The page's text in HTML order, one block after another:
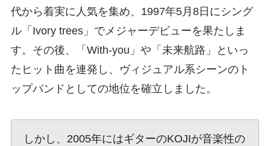
代から着実に人気を集め、1997年5月8日にシング
ル「Ivory trees」でメジャーデビューを果たしま
す。その後、「With-you」や「未来航路」といっ
たヒット曲を連発し、ヴィジュアル系シーンのト
ップバンドとしての地位を確立しました。
しかし、2005年にはギターのKOJIが音楽性の